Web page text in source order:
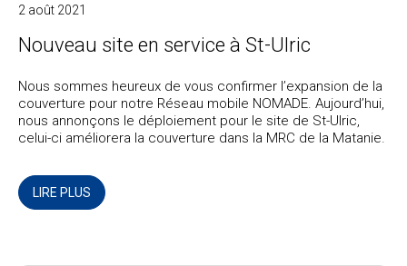
2 août 2021
Nouveau site en service à St-Ulric
Nous sommes heureux de vous confirmer l’expansion de la
couverture pour notre Réseau mobile NOMADE. Aujourd’hui,
nous annonçons le déploiement pour le site de St-Ulric,
celui-ci améliorera la couverture dans la MRC de la Matanie.
LIRE PLUS